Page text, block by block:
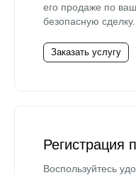
его продаже по
безопасную сделку.
Заказать услугу
Регистрация
Воспользуйтесь